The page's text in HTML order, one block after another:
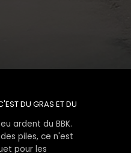
DU GRAS ET DU
ardent du BBK.
piles, ce n'est
pour les